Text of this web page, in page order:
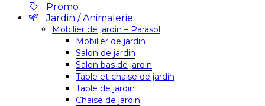
Promo
Jardin / Animalerie
Mobilier de jardin – Parasol
Mobilier de jardin
Salon de jardin
Salon bas de jardin
Table et chaise de jardin
Table de jardin
Chaise de jardin